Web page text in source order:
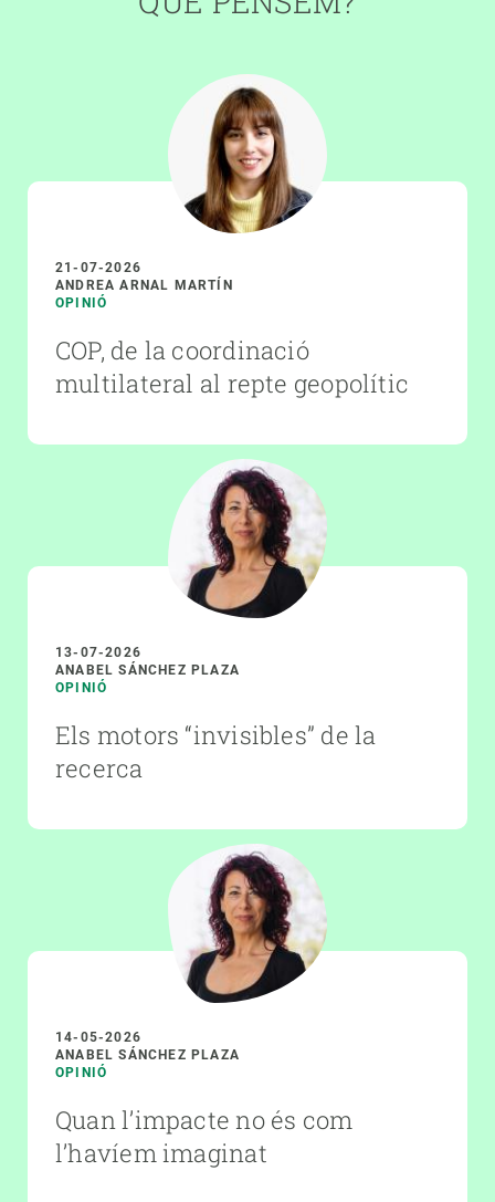
21-07-2026
ANDREA ARNAL MARTÍN
OPINIÓ
COP, de la coordinació
multilateral al repte geopolític
13-07-2026
ANABEL SÁNCHEZ PLAZA
OPINIÓ
Els motors “invisibles” de la
recerca
14-05-2026
ANABEL SÁNCHEZ PLAZA
OPINIÓ
Quan l’impacte no és com
l’havíem imaginat